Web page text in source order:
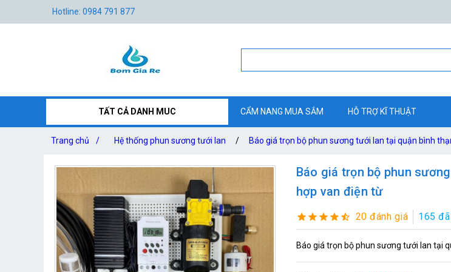
Hotline: 0984 791 877
TẤT CẢ DANH MUC CẨM NANG MUA SẮM HỖ TRỢ KĨ THUẬT
Trang chủ / Hệ thống phun sương tưới lan / Báo giá trọn bộ phun sương tưới lan tại quận bình
Báo giá trọn bộ phun
hợp van điện từ
20 đánh giá 165
Báo giá trọn bộ phun sương tưới lan tại